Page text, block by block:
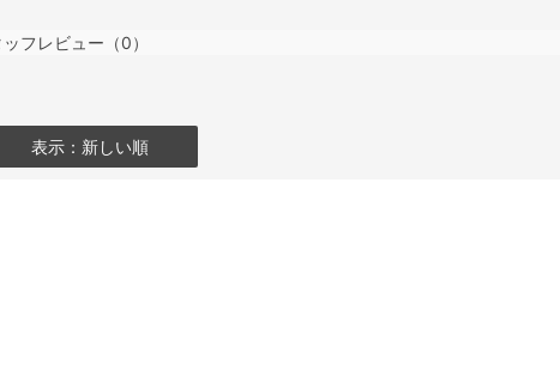
ッフレビュー （0）
表示：新しい順